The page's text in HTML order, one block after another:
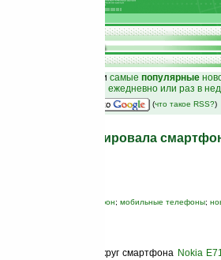
25
и самые популярные
на email ежедневно или раз в
(что такое RSS?)
анонсировала
камерофон; мобильные телефоны;
слухах, ходивших вокруг смартфона Nokia